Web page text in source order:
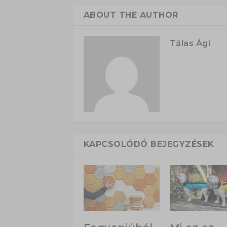
ABOUT THE AUTHOR
Tálas Ági
KAPCSOLÓDÓ BEJEGYZÉSEK